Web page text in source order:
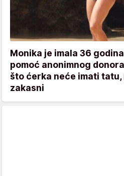
Monika je imala 36
pomoć anonimnog
što ćerka neće imati tatu,
zakasni